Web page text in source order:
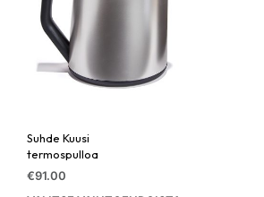
Suhde Kuusi
termospulloa
€91.00